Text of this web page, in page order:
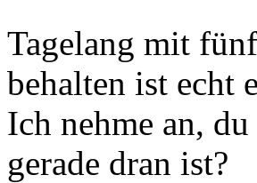
Tagelang mit
behalten ist echt
Ich nehme an,
gerade dran ist?